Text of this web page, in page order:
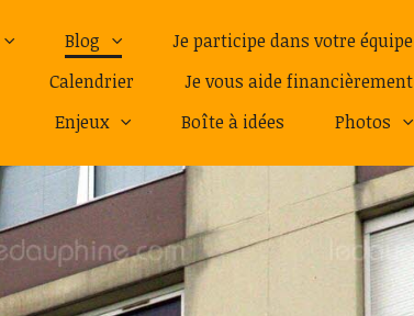
Blog
Je participe dans votre équipe
Calendrier
Je vous aide financièrement
Enjeux
Boîte à idées Photos